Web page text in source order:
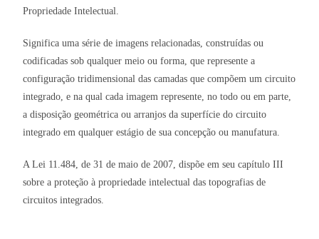
Propriedade Intelectual.
Significa uma série de imagens relacionadas, construídas ou
codificadas sob qualquer meio ou forma, que represente a
configuração tridimensional das camadas que compõem um circuito
integrado, e na qual cada imagem represente, no todo ou em parte,
a disposição geométrica ou arranjos da superfície do circuito
integrado em qualquer estágio de sua concepção ou manufatura.
A Lei 11.484, de 31 de maio de 2007, dispõe em seu capítulo III
sobre a proteção à propriedade intelectual das topografias de
circuitos integrados.